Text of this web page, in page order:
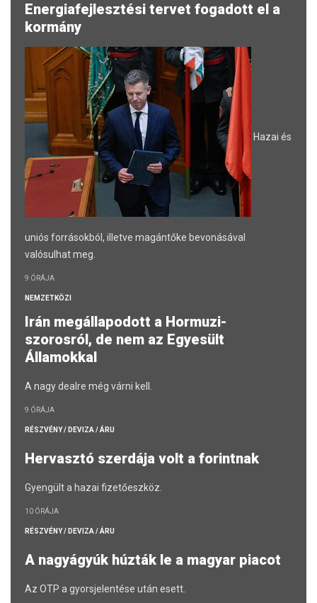
Energiafejlesztési tervet fogadott el a
kormány
Hazai és
uniós forrásokból, illetve magántőke bevonásával
valósulhat meg.
9 ÓRÁJA
NEMZETKÖZI
Irán megállapodott a Hormuzi-
szorosról, de nem az Egyesült
Államokkal
A nagy dealre még várni kell.
9 ÓRÁJA
RÉSZVÉNY / DEVIZA / ÁRU
Hervasztó szerdája volt a forintnak
Gyengült a hazai fizetőeszköz.
10 ÓRÁJA
RÉSZVÉNY / DEVIZA / ÁRU
A nagyágyúk húzták le a magyar piacot
Az OTP a gyorsjelentése után esett.